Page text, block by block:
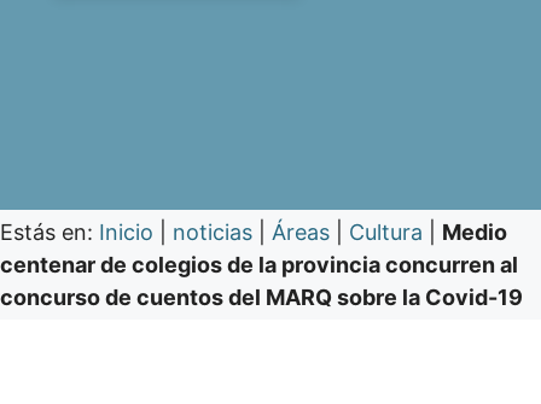
Estás en: Inicio noticias Áreas Cultura
Medio
centenar de colegios de la provincia concurren al
concurso de cuentos del MARQ sobre la Covid-19